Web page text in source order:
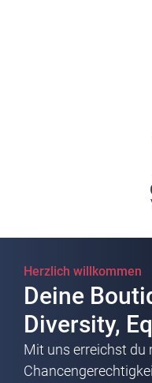
Herzlich willkommen
Deine
Diversity,
Mit uns erreichst du